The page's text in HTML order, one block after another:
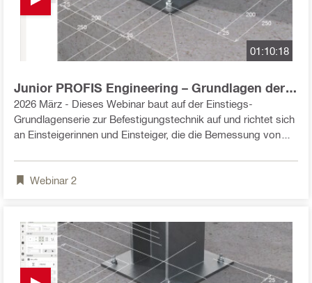
01:10:18
Junior PROFIS Engineering – Grundlagen der
Bemessung von Befestigungen
2026 März - Dieses Webinar baut auf der Einstiegs-
Grundlagenserie zur Befestigungstechnik auf und richtet sich
an Einsteigerinnen und Einsteiger, die die Bemessung von
möchten. Im Fokus steht nicht das reine Arbeiten in der
Software, sondern die technische Bedeutung der Eingaben:
hinter PROFIS Engineering zu verstehen und eine Grundlage
für die Anwendung im Projektalltag zu schaffen.
Webinar 2